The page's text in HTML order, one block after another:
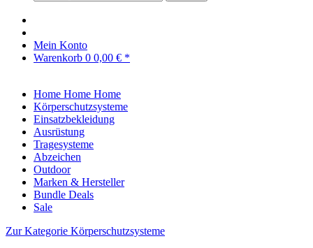
Mein Konto
Warenkorb 0 0,00 € *
Home Home Home
Körperschutzsysteme
Einsatzbekleidung
Ausrüstung
Tragesysteme
Abzeichen
Outdoor
Marken & Hersteller
Bundle Deals
Sale
Zur Kategorie Körperschutzsysteme